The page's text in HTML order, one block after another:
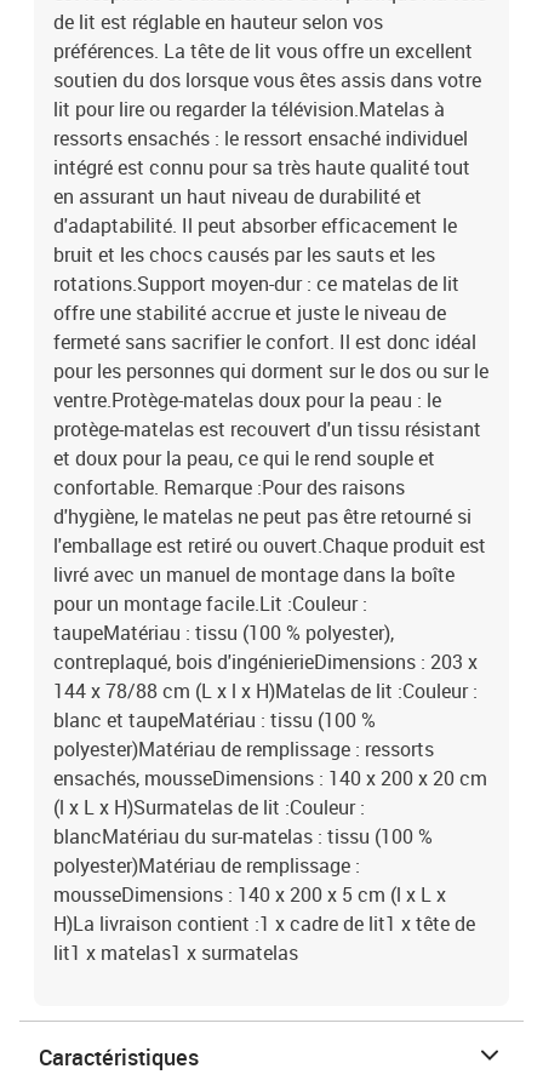
de lit est réglable en hauteur selon vos
préférences. La tête de lit vous offre un excellent
soutien du dos lorsque vous êtes assis dans votre
lit pour lire ou regarder la télévision.Matelas à
ressorts ensachés : le ressort ensaché individuel
intégré est connu pour sa très haute qualité tout
en assurant un haut niveau de durabilité et
d'adaptabilité. Il peut absorber efficacement le
bruit et les chocs causés par les sauts et les
rotations.Support moyen-dur : ce matelas de lit
offre une stabilité accrue et juste le niveau de
fermeté sans sacrifier le confort. Il est donc idéal
pour les personnes qui dorment sur le dos ou sur le
ventre.Protège-matelas doux pour la peau : le
protège-matelas est recouvert d'un tissu résistant
et doux pour la peau, ce qui le rend souple et
confortable. Remarque :Pour des raisons
d'hygiène, le matelas ne peut pas être retourné si
l'emballage est retiré ou ouvert.Chaque produit est
livré avec un manuel de montage dans la boîte
pour un montage facile.Lit :Couleur :
taupeMatériau : tissu (100 % polyester),
contreplaqué, bois d'ingénierieDimensions : 203 x
144 x 78/88 cm (L x l x H)Matelas de lit :Couleur :
blanc et taupeMatériau : tissu (100 %
polyester)Matériau de remplissage : ressorts
ensachés, mousseDimensions : 140 x 200 x 20 cm
(l x L x H)Surmatelas de lit :Couleur :
blancMatériau du sur-matelas : tissu (100 %
polyester)Matériau de remplissage :
mousseDimensions : 140 x 200 x 5 cm (l x L x
H)La livraison contient :1 x cadre de lit1 x tête de
lit1 x matelas1 x surmatelas
Caractéristiques